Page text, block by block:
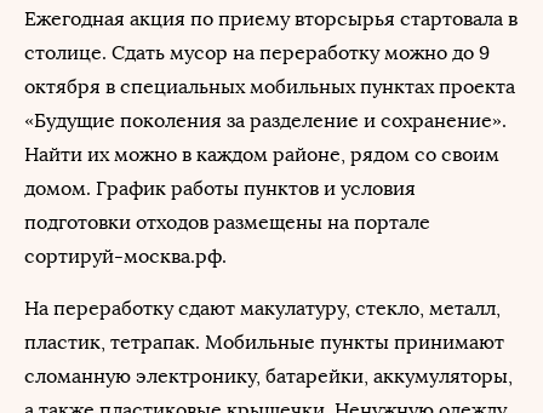
Ежегодная акция по приему вторсырья стартовала в
столице. Сдать мусор на переработку можно до 9
октября в специальных мобильных пунктах проекта
«Будущие поколения за разделение и сохранение».
Найти их можно в каждом районе, рядом со своим
домом. График работы пунктов и условия
подготовки отходов размещены на портале
сортируй-москва.рф.
На переработку сдают макулатуру, стекло, металл,
пластик, тетрапак. Мобильные пункты принимают
сломанную электронику, батарейки, аккумуляторы,